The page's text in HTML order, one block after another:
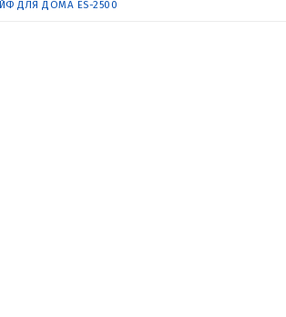
ДЛЯ ДОМА ES-2500